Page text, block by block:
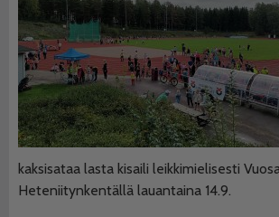
kaksisataa lasta kisaili leikkimielisesti
Heteniitynkentällä lauantaina 14.9.